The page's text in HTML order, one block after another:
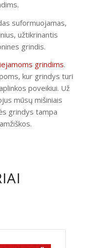
suformuojamas,
užtikrinantis
grindis.
grindims.
kur grindys turi
poveikiui. Už
mūsų mišiniais
grindys tampa